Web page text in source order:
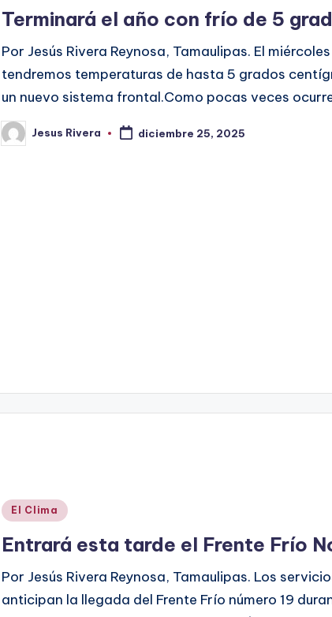
Terminará el año con frío de 5
Por Jesús Rivera Reynosa, Tamaulipas. El
tendremos temperaturas de hasta 5 grados
un nuevo sistema frontal.Como pocas veces
Publicado
por
Jesus Rivera diciembre 25, 2025
Publicado
El Clima
Entrará esta tarde el Frente Frío
Por Jesús Rivera Reynosa, Tamaulipas. Los
anticipan la llegada del Frente Frío número 19